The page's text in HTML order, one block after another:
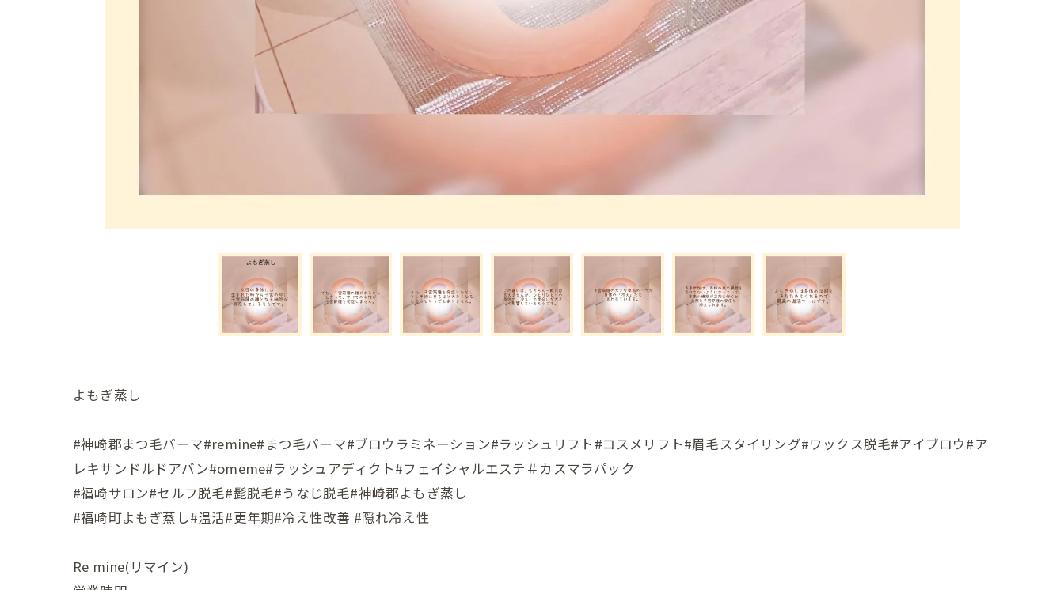
よもぎ蒸し
#神崎郡まつ毛パーマ#remine#まつ毛パーマ#ブロウラミネーション#ラッシュリフト#コスメリフト#眉毛スタイリング#ワックス脱毛#アイブロウ#ア
レキサンドルドアバン#omeme#ラッシュアディクト#フェイシャルエステ＃カスマラパック
#福崎サロン#セルフ脱毛#髭脱毛#うなじ脱毛#神崎郡よもぎ蒸し
#福崎町よもぎ蒸し#温活#更年期#冷え性改善 #隠れ冷え性
Re mine(リマイン)